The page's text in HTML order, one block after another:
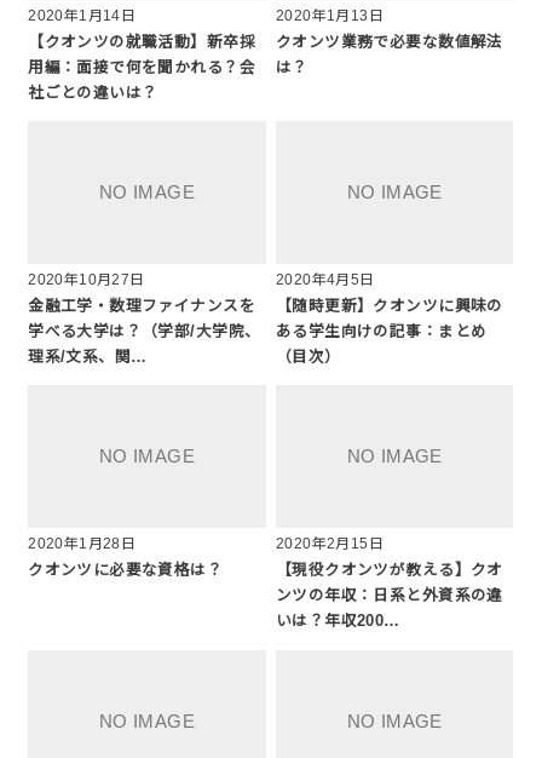
2020年1月14日
【クオンツの就職活動】新卒採
用編：面接で何を聞かれる？会
社ごとの違いは？
2020年1月13日
クオンツ業務で必要な数値解法
は？
2020年10月27日
金融工学・数理ファイナンスを
学べる大学は？（学部/大学院、
理系/文系、関…
2020年4月5日
【随時更新】クオンツに興味の
ある学生向けの記事：まとめ
（目次）
2020年1月28日
クオンツに必要な資格は？
2020年2月15日
【現役クオンツが教える】クオ
ンツの年収：日系と外資系の違
いは？年収200…